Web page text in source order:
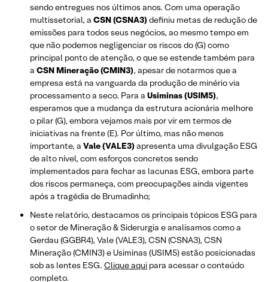
sendo entregues nos últimos anos. Com uma operação
multissetorial, a CSN (CSNA3)definiu metas de redução de
emissões para todos seus negócios, ao mesmo tempo em
que não podemos negligenciar os riscos do (G) como
principal ponto de atenção, o que se estende também para
a CSN Mineração (CMIN3), apesar de notarmos que a
empresa está na vanguarda da produção de minério via
processamento a seco. Para a Usiminas (USIM5),
esperamos que a mudança da estrutura acionária melhore
o pilar (G), embora vejamos mais por vir em termos de
iniciativas na frente (E). Por último, mas não menos
importante, a Vale (VALE3)apresenta uma divulgação ESG
de alto nível, com esforços concretos sendo
implementados para fechar as lacunas ESG, embora parte
dos riscos permaneça, com preocupações ainda vigentes
após a tragédia de Brumadinho;
Neste relatório, destacamos os principais tópicos ESG para
o setor de Mineração & Siderurgia e analisamos como a
Gerdau (GGBR4), Vale (VALE3), CSN (CSNA3), CSN
Mineração (CMIN3) e Usiminas (USIM5) estão posicionadas
sob as lentes ESG. Clique aqui para acessar o conteúdo
completo.